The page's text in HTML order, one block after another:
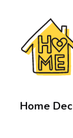
Home